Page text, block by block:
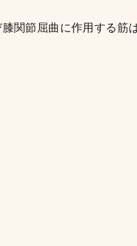
関節屈曲に作用する筋